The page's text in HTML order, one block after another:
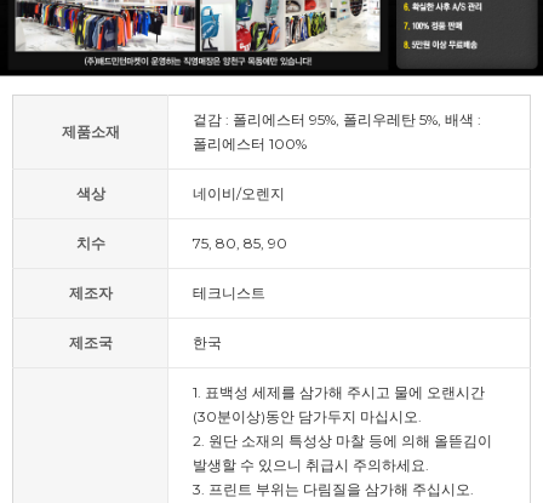
제품소재
겉감 : 폴리에스터 95%, 폴리우레탄 5%, 배색 :
폴리에스터 100%
색상 네이비/오렌지
치수 75, 80, 85, 90
제조자 테크니스트
제조국 한국
1. 표백성 세제를 삼가해 주시고 물에 오랜시간
(30분이상)동안 담가두지 마십시오.
2. 원단 소재의 특성상 마찰 등에 의해 올뜯김이
발생할 수 있으니 취급시 주의하세요.
3. 프린트 부위는 다림질을 삼가해 주십시오.